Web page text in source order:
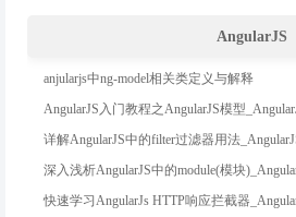
AngularJS
anjularjs中ng-model相关类定义与解释
AngularJS入门教程之AngularJS模型
详解AngularJS中的filter过滤器用法
深入浅析AngularJS中的module(模块
快速学习AngularJs HTTP响应拦截器